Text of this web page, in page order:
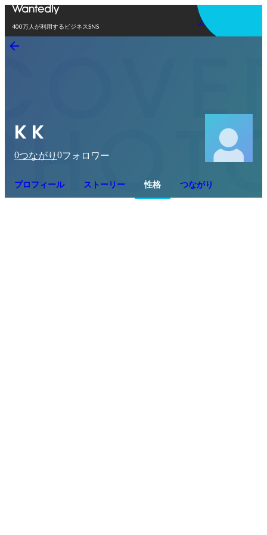
400万人が利用するビジネスSNS
アプリを使う
K K
0つながり 0フォロワー
プロフィール ストーリー 性格 つながり